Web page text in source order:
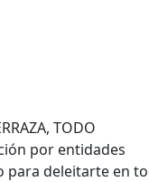
TODO
por entidades
para deleitarte en